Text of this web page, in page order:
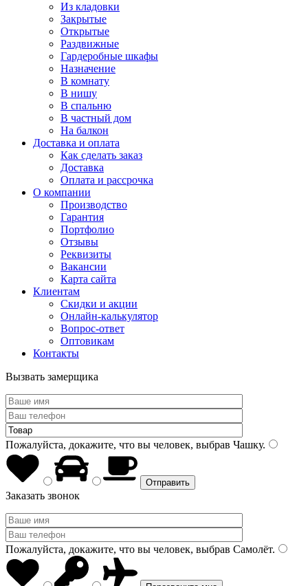
Из кладовки
Закрытые
Открытые
Раздвижные
Гардеробные шкафы
Назначение
В комнату
В нишу
В спальню
В частный дом
На балкон
Доставка и оплата
Как сделать заказ
Доставка
Оплата и рассрочка
О компании
Производство
Гарантия
Портфолио
Отзывы
Реквизиты
Вакансии
Карта сайта
Клиентам
Скидки и акции
Онлайн-калькулятор
Вопрос-ответ
Оптовикам
Контакты
Вызвать замерщика
Пожалуйста, докажите, что вы человек, выбрав Чашку.
Заказать звонок
Пожалуйста, докажите, что вы человек, выбрав Самолёт.